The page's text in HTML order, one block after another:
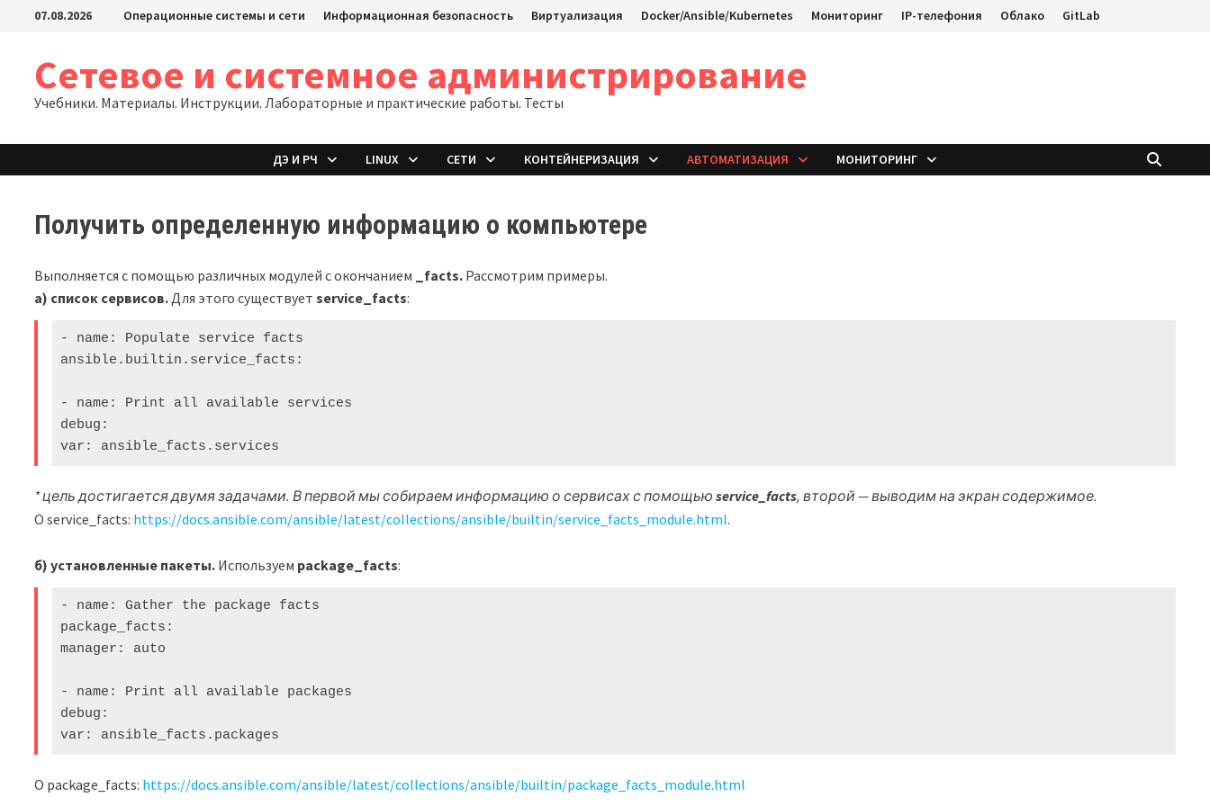
Перейти07.08.2026 Операционные системы и сети Информационная безопасность Виртуализация Docker/Ansible/Kubernetes Мониторинг IP-телефония Облако GitLab
Сетевое и системное администрирование
Учебники. Материалы. Инструкции. Лабораторные и практические работы. Тесты
ДЭ И РЧ LINUX СЕТИ КОНТЕЙНЕРИЗАЦИЯ АВТОМАТИЗАЦИЯ МОНИТОРИНГ
Получить определенную информацию о компьютере
Выполняется с помощью различных модулей с окончанием _facts. Рассмотрим примеры.
а) список сервисов.Для этого существуетservice_facts:
- name: Populate service facts
ansible.builtin.service_facts:
- name: Print all available services
debug:
var: ansible_facts.services
* цель достигается двумя задачами. В первой мы собираем информацию о сервисах с помощьюservice_facts, второй — выводим на экран содержимое.
О service_facts: https://docs.ansible.com/ansible/latest/collections/ansible/builtin/service_facts_module.html.
б) установленные пакеты. Используем package_facts:
- name: Gather the package facts
package_facts:
manager: auto
- name: Print all available packages
debug:
var: ansible_facts.packages
О package_facts: https://docs.ansible.com/ansible/latest/collections/ansible/builtin/package_facts_module.html